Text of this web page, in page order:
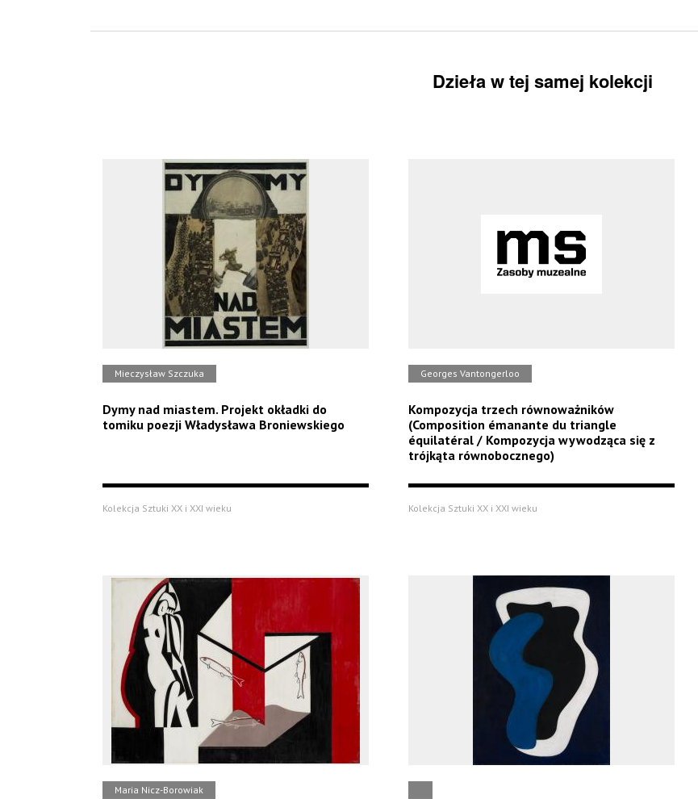
Dzieła w tej samej kolekcji
Mieczysław Szczuka
Dymy nad miastem. Projekt okładki do
tomiku poezji Władysława Broniewskiego
Kolekcja Sztuki XX i XXI wieku
Georges Vantongerloo
Kompozycja trzech równoważników
(Composition émanante du triangle
équilatéral / Kompozycja wywodząca się z
trójkąta równobocznego)
Kolekcja Sztuki XX i XXI wieku
Maria Nicz-Borowiak